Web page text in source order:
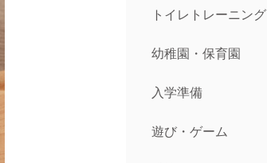
トイレトレーニング
幼稚園・保育園
入学準備
遊び・ゲーム